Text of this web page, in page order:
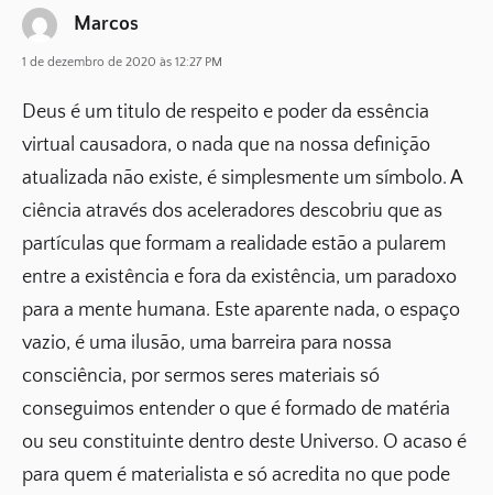
Marcos
1 de dezembro de 2020 às 12:27 PM
Deus é um titulo de respeito e poder da essência
virtual causadora, o nada que na nossa definição
atualizada não existe, é simplesmente um símbolo. A
ciência através dos aceleradores descobriu que as
partículas que formam a realidade estão a pularem
entre a existência e fora da existência, um paradoxo
para a mente humana. Este aparente nada, o espaço
vazio, é uma ilusão, uma barreira para nossa
consciência, por sermos seres materiais só
conseguimos entender o que é formado de matéria
ou seu constituinte dentro deste Universo. O acaso é
para quem é materialista e só acredita no que pode